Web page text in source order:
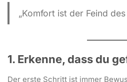
„Komfort ist der Feind des
1. Erkenne, dass du
Der erste Schritt ist immer